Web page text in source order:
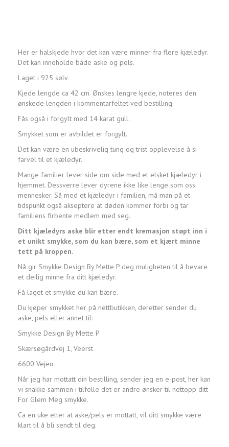
Her er halskjede hvor det kan være minner fra flere kjæledyr.
Det kan inneholde både aske og pels.
Laget i 925 sølv
Kjede lengde ca 42 cm. Ønskes lengre kjede, noteres den
ønskede lengden i kommentarfeltet ved bestilling.
Fås også i forgylt med 14 karat gull.
Smykket som er avbildet er forgylt.
Det kan være en ubeskrivelig tung og trist opplevelse å si
farvel til et kjæledyr.
Mange familier lever side om side med et elsket kjæledyr i
hjemmet. Dessverre lever dyrene ikke like lenge som oss
mennesker. Så med et kjæledyr i familien, må man på et
tidspunkt også akseptere at døden kommer forbi og tar
familiens firbente medlem med seg.
Ditt kjæledyrs aske blir etter endt kremasjon støpt inn i
et unikt smykke, som du kan bære, som et kjært minne
tett på kroppen.
Nå gir Smykke Design By Mette P deg muligheten til å bevare
et deilig minne fra ditt kjæledyr.
Få laget et smykke du kan bære.
Du kjøper smykket her på nettbutikken, deretter sender du
aske, pels eller annet til:
Smykke Design By Mette P
Skærsøgårdvej 1, Veerst
6600 Vejen
Når jeg har mottatt din bestilling, sender jeg en e-post, her kan
vi snakke sammen i tilfelle det er andre ønsker til nettopp ditt
For Glem Meg smykke.
Ca en uke etter at aske/pels er mottatt, vil ditt smykke være
klart til å bli sendt til deg.